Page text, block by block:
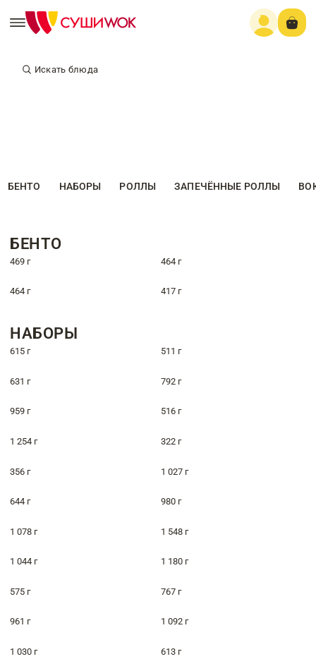
Искать блюда
БЕНТО НАБОРЫ РОЛЛЫ ЗАПЕЧЁННЫЕ РОЛЛЫ
БЕНТО
469 г 464 г
464 г 417 г
НАБОРЫ
615 г 511 г
631 г 792 г
959 г 516 г
1 254 г 322 г
356 г 1 027 г
644 г 980 г
1 078 г 1 548 г
1 044 г 1 180 г
575 г 767 г
961 г 1 092 г
1 030 г 613 г